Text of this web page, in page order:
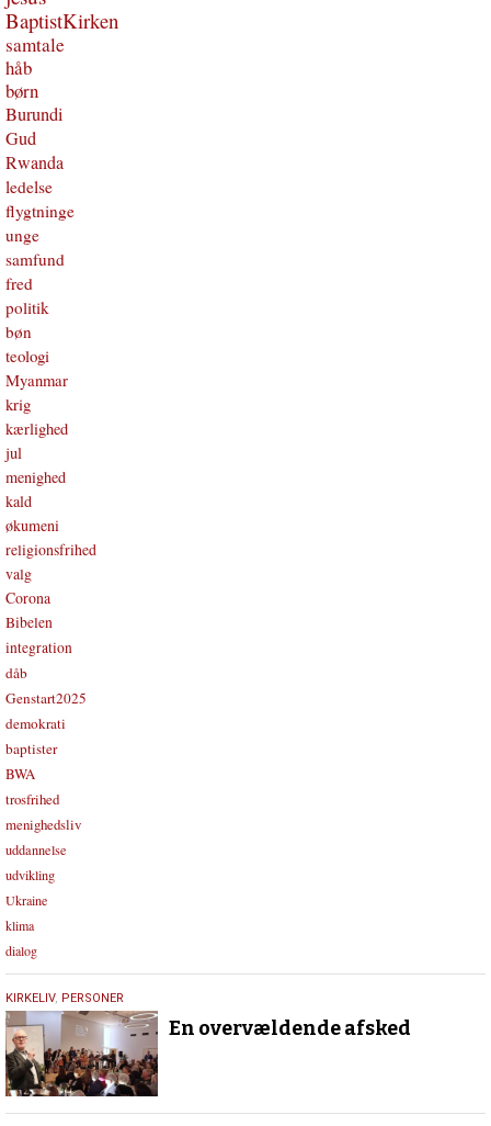
BaptistKirken
samtale
håb
børn
Burundi
Gud
Rwanda
ledelse
flygtninge
unge
samfund
fred
politik
bøn
teologi
Myanmar
krig
kærlighed
jul
menighed
kald
økumeni
religionsfrihed
valg
Corona
Bibelen
integration
dåb
Genstart2025
demokrati
baptister
BWA
trosfrihed
menighedsliv
uddannelse
udvikling
Ukraine
klima
dialog
13.
januar
2026
KIRKELIV, PERSONER
En overvældende afsked